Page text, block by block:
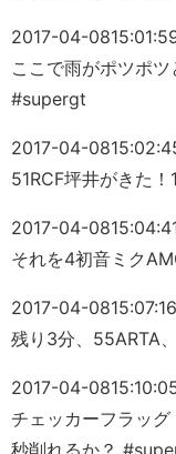
2017-04-08
ここで雨がポツポツ
#supergt
2017-04-08
51RCF坪井がきた
2017-04-08
それを4初音ミク
2017-04-0815:07:16
残り3分、55ARTA
2017-04-08
チェッカーフラッ